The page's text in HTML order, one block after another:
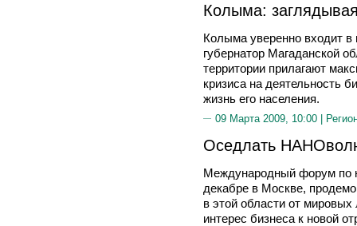
Колыма:
Колыма уверенно входит
губернатор Магаданской
территории прилагают
кризиса на деятельность
жизнь его населения.
09 Марта 2009, 10:00 |
Оседлать
Международный форум по
декабре в Москве,
в этой области от
интерес бизнеса к новой